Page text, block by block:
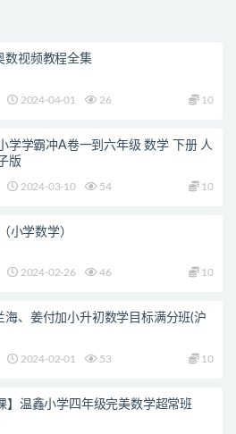
数视频教程全集
2024-04-01 26 10
学学霸冲A卷一到六年级 数学 下册 人
版
2024-03-10 54 10
小学数学）
2024-02-26 46 10
海、姜付加小升初数学目标满分班(沪
2024-02-01 53 10
】温鑫小学四年级完美数学超常班